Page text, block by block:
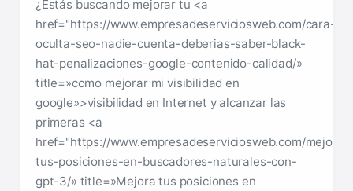
¿Estás buscando mejorar tu <a
href="https://www.empresadeserviciosweb.com/cara-
oculta-seo-nadie-cuenta-deberias-saber-black-
hat-penalizaciones-google-contenido-calidad/»
title=»como mejorar mi visibilidad en
google»>visibilidad en Internet y alcanzar las
primeras <a
href="https://www.empresadeserviciosweb.com/mejora-
tus-posiciones-en-buscadores-naturales-con-
gpt-3/» title=»Mejora tus posiciones en